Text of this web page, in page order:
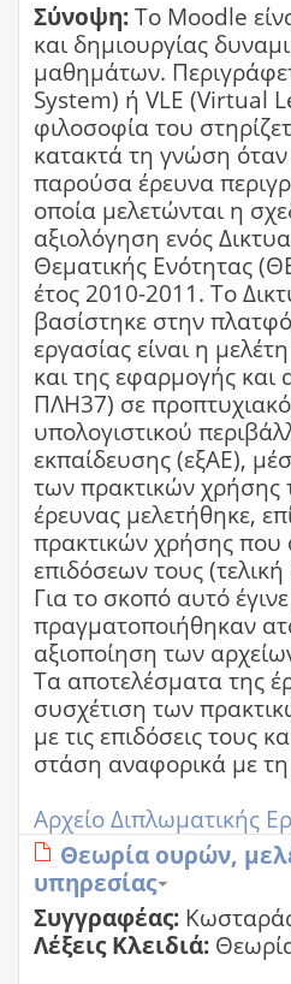
Σύνοψη:Το Moodle
και δημιουργίας
μαθημάτων.
System) ή VLE (Virtual
φιλοσοφία του
κατακτά τη γνώση
παρούσα έρευνα
οποία μελετώνται η
αξιολόγηση ενός
Θεματικής Ενότητας
έτος 2010-2011. Το
βασίστηκε στην
εργασίας είναι η
και της εφαρμογής
ΠΛΗ37) σε
υπολογιστικού
εκπαίδευσης (εξΑΕ),
των πρακτικών χρήσης
έρευνας μελετήθηκε,
πρακτικών χρήσης που
επιδόσεων τους
Για το σκοπό αυτό
πραγματοποιήθηκαν
αξιοποίηση των
Τα αποτελέσματα της
συσχέτιση των
με τις επιδόσεις τους
στάση αναφορικά με
Αρχείο Διπλωματικής
Θεωρία ουρών,
υπηρεσίας
Συγγραφέας:
Λέξεις Κλειδιά: